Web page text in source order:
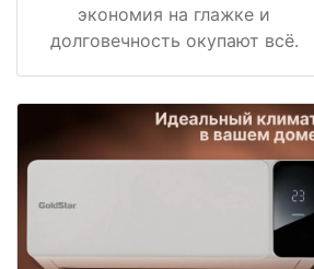
экономия на глажке и
долговечность окупают всё.